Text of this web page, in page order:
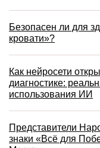
Безопасен ли для
кровати»?
Как нейросети
диагностике:
использования ИИ
Представители
знаки «Всё для